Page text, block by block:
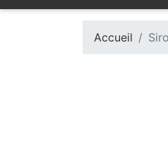
SIROPS
Accueil